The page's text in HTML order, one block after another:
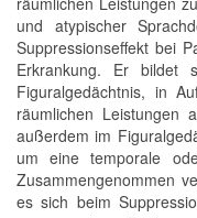
und atypischer
Suppressionseffekt bei
Erkrankung. Er bildet
Figuralgedächtnis, in
räumlichen Leistungen
außerdem im
um eine temporale
Zusammengenommen
es sich beim